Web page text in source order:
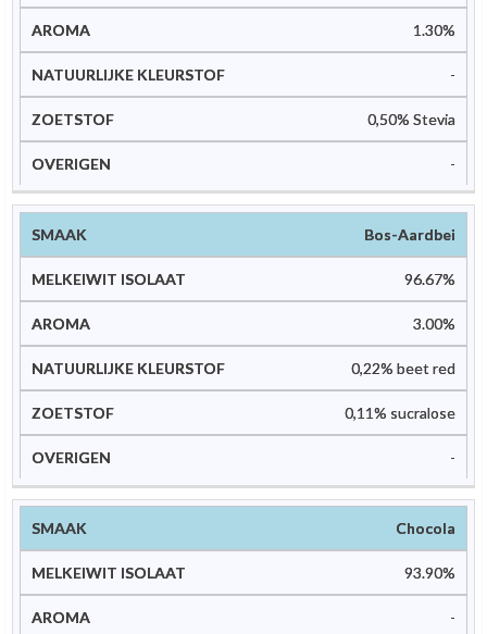
1.30%
-
0,50% Stevia
-
Bos-Aardbei
96.67%
3.00%
0,22% beet red
0,11% sucralose
-
Chocola
93.90%
-